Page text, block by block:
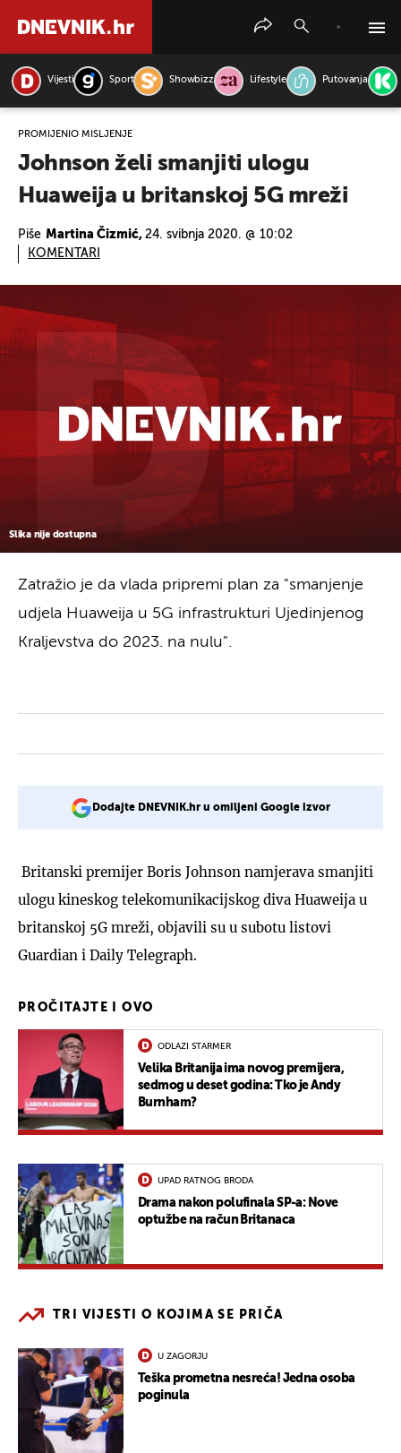
Vijesti Sport Showbizz Lifestyle Putovanja
PROMIJENIO MIŠLJENJE
Johnson želi smanjiti ulogu
Huaweija u britanskoj 5G mreži
Piše Martina Čizmić, 24. svibnja 2020. @ 10:02
KOMENTARI
Slika nije dostupna
Zatražio je da vlada pripremi plan za "smanjenje
udjela Huaweija u 5G infrastrukturi Ujedinjenog
Kraljevstva do 2023. na nulu".
Dodajte DNEVNIK.hr u omiljeni Google izvor
Britanski premijer Boris Johnson namjerava smanjiti
ulogu kineskog telekomunikacijskog diva Huaweija u
britanskoj 5G mreži, objavili su u subotu listovi
Guardian i Daily Telegraph.
PROČITAJTE I OVO
ODLAZI STARMER
Velika Britanija ima novog premijera,
sedmog u deset godina: Tko je Andy
Burnham?
UPAD RATNOG BRODA
Drama nakon polufinala SP-a: Nove
optužbe na račun Britanaca
TRI VIJESTI O KOJIMA SE PRIČA
U ZAGORJU
Teška prometna nesreća! Jedna osoba
poginula
PRETRAŽITE VIJESTI